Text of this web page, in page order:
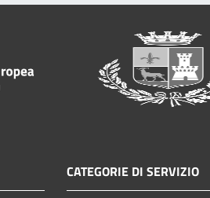
CATEGORIE DI SERVIZIO